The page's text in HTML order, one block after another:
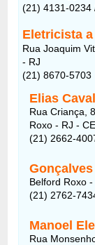
(21) 4131-0234
Eletricista
Rua Joaquim
- RJ
(21) 8670-5703
Elias
Rua Criança,
Roxo - RJ -
(21) 2662-
Belford Roxo -
(21) 2762-
Manoel
Rua